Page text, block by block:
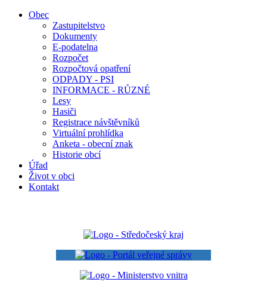
Obec
Zastupitelstvo
Dokumenty
E-podatelna
Rozpočet
Rozpočtová opatření
ODPADY - PSI
INFORMACE - RŮZNÉ
Lesy
Hasiči
Registrace návštěvníků
Virtuální prohlídka
Anketa - obecní znak
Historie obcí
Úřad
Život v obci
Kontakt